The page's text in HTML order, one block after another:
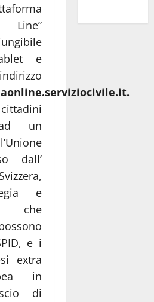
Line”
e
ad un
dall’
e
che
e i
extra
in
di
euro